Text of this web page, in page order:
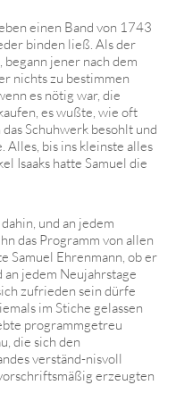
einen Band von 1743
binden ließ. Als der
jener nach dem
nichts zu bestimmen
es nötig war, die
es wußte, wie oft
Schuhwerk besohlt und
Alles, bis ins kleinste alles
Isaaks hatte Samuel die
und an jedem
das Programm von allen
Samuel Ehrenmann, ob er
an jedem Neujahrstage
zufrieden sein dürfe
im Stiche gelassen
programmgetreu
die sich den
verständ-nisvoll
erzeugten